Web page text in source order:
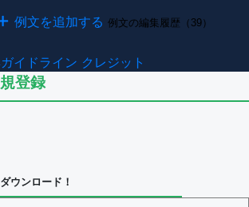
例文を追加する 例文の編集履歴（39）
イドライン クレジット
登録
ウンロード！